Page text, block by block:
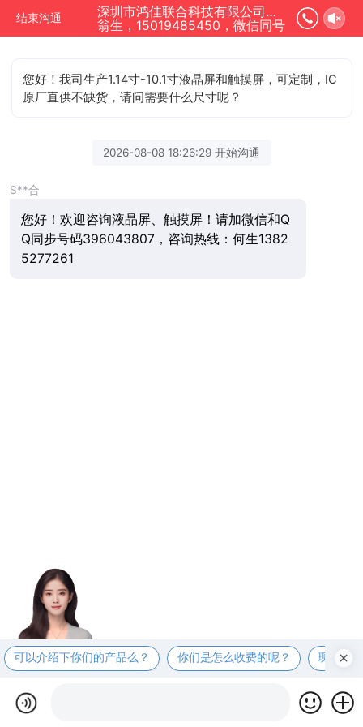
结束沟通
深圳市鸿佳联合科技有限公司正在为您服务
翁生，15019485450，微信同号
您好！我司生产1.14寸-10.1寸液晶屏和触摸屏，可定制，IC
原厂直供不缺货，请问需要什么尺寸呢？
2026-08-08 18:26:29 开始沟通
S**合
您好！欢迎咨询液晶屏、触摸屏！请加微信和Q
Q同步号码396043807，咨询热线：何生1382
5277261
可以介绍下你们的产品么？ 你们是怎么收费的呢？ 现在有